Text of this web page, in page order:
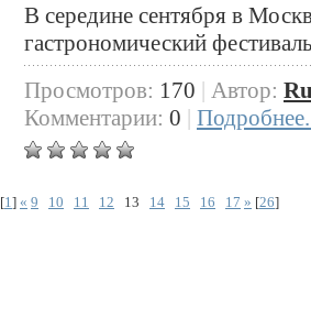
В середине сентября в
гастрономический
Просмотров: 170 | Автор:
Комментарии: 0 |
[1 ] « 9 10 11 12 13 14 15 16 17 » [26]